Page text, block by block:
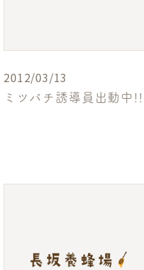
2012/03/13
ミツバチ誘導員出動中!!